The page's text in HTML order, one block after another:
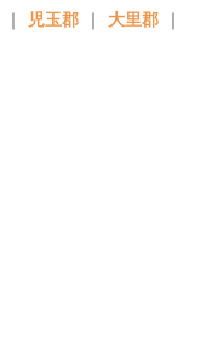
｜ 児玉郡 ｜ 大里郡 ｜